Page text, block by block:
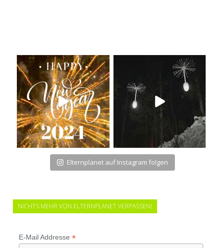
Elternplanet auf Instagram folgen
NICHTS MEHR VON ELTERNPLANET VERPASSEN!
E-Mail Addresse *